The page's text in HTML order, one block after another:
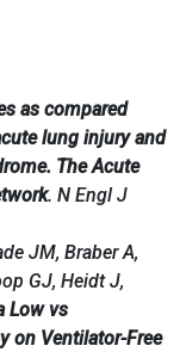
as compared
lung injury and
The Acute
. N Engl J
JM, Braber A,
GJ, Heidt J,
Low vs
on Ventilator-Free